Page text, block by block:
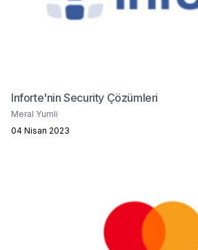
Inforte'nin Security Çözümleri
Meral Yumli
04 Nisan 2023